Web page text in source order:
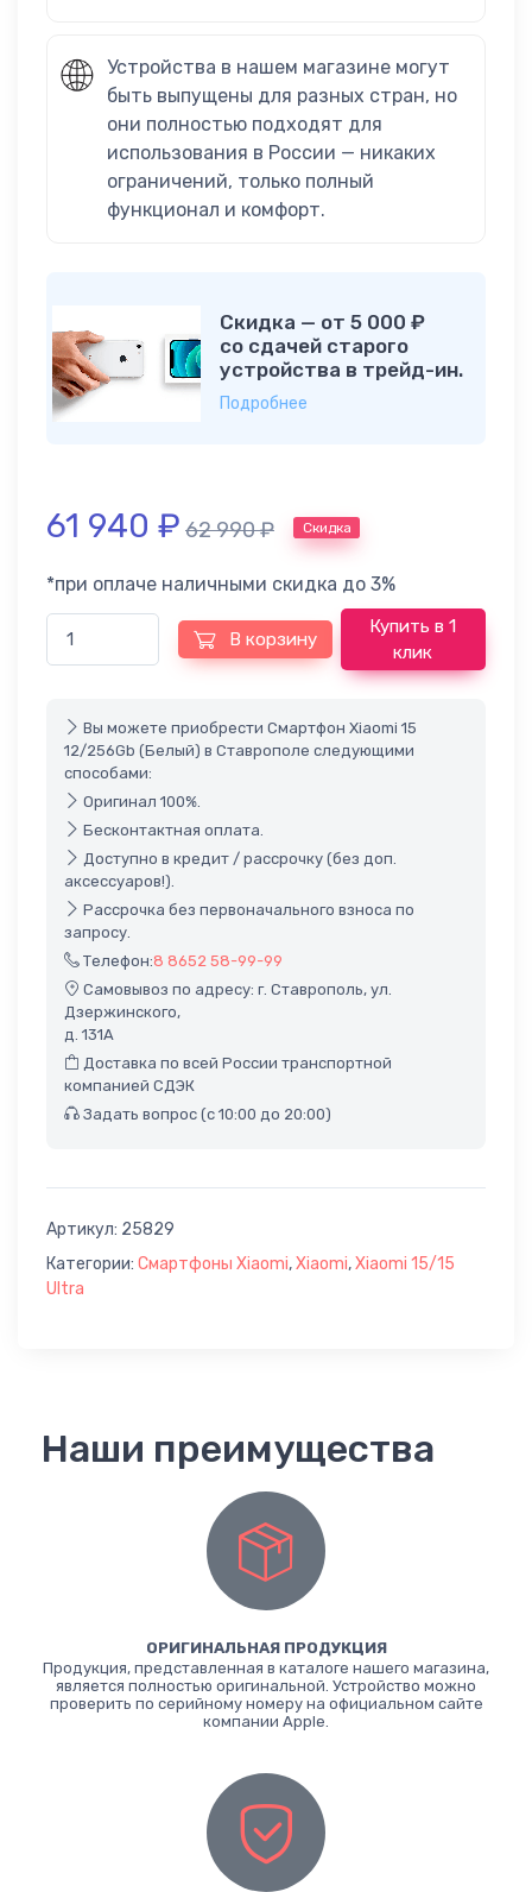
Устройства в нашем магазине могут
быть выпущены для разных стран, но
они полностью подходят для
использования в России — никаких
ограничений, только полный
функционал и комфорт.
Скидка — от 5 000 ₽
со сдачей старого
устройства в трейд-ин.
Подробнее
61 940 ₽ 62 990₽ Скидка
*при оплаче наличными скидка до 3%
В корзину
Купить в 1
клик
Вы можете приобрести Смартфон Xiaomi 15
12/256Gb (Белый) в Ставрополе следующими
способами:
Оригинал 100%.
Бесконтактная оплата.
Доступно в кредит / рассрочку (без доп.
аксессуаров!).
Рассрочка без первоначального взноса по
запросу.
Телефон:8 8652 58-99-99
Самовывоз по адресу: г. Ставрополь, ул.
Дзержинского,
д. 131А
Доставка по всей России транспортной
компанией СДЭК
Задать вопрос (с 10:00 до 20:00)
Артикул: 25829
Категории: Смартфоны Xiaomi,Xiaomi,Xiaomi 15/15
Ultra
Наши преимущества
ОРИГИНАЛЬНАЯ ПРОДУКЦИЯ
Продукция, представленная в каталоге нашего магазина,
является полностью оригинальной. Устройство можно
проверить по серийному номеру на официальном сайте
компании Apple.